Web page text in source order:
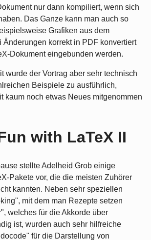
nur dann kompiliert, wenn sich
Das Ganze kann man auch so
Grafiken aus dem
Änderungen korrekt in PDF konvertiert
Dokument eingebunden werden.
wurde der Vortrag aber sehr technisch
Beispiele zu ausführlich,
kaum noch etwas Neues mitgenommen
with LaTeX II
stellte Adelheid Grob einige
Pakete vor, die die meisten Zuhörer
kannten. Neben sehr speziellen
mit dem man Rezepte setzen
welches für die Akkorde über
ist, wurden auch sehr hilfreiche
für die Darstellung von